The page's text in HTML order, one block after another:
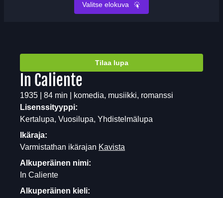
Valitse elokuva
Tilaa lupa
In Caliente
1935 | 84 min | komedia, musiikki, romanssi
Lisenssityyppi:
Kertalupa, Vuosilupa, Yhdistelmälupa
Ikäraja:
Varmistathan ikärajan Kavista
Alkuperäinen nimi:
In Caliente
Alkuperäinen kieli: